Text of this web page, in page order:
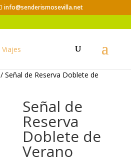
info@senderismosevilla.net
/ Señal de Reserva Doblete de
Señal de
Reserva
Doblete de
Verano